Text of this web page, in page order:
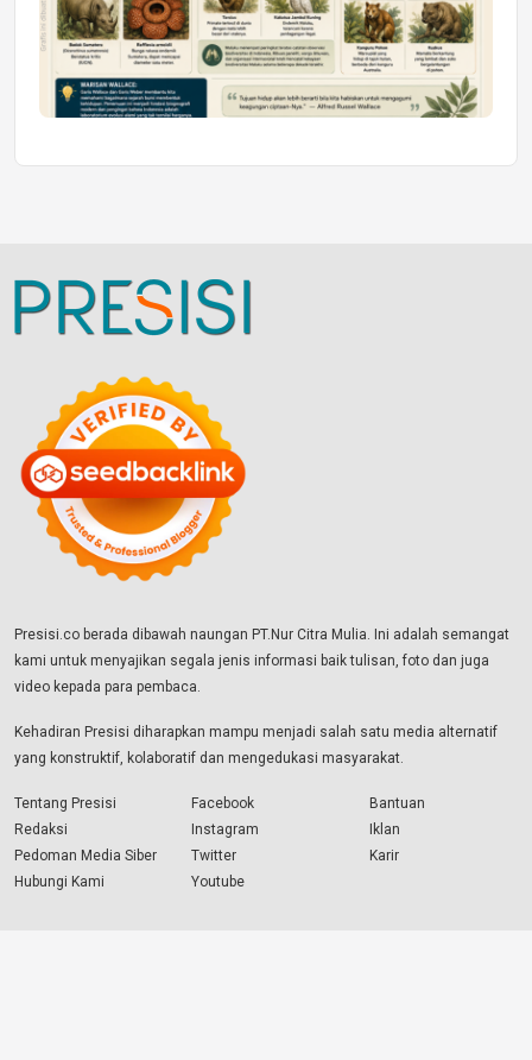
Presisi.co berada dibawah naungan PT.Nur Citra Mulia. Ini adalah semangat
kami untuk menyajikan segala jenis informasi baik tulisan, foto dan juga
video kepada para pembaca.
Kehadiran Presisi diharapkan mampu menjadi salah satu media alternatif
yang konstruktif, kolaboratif dan mengedukasi masyarakat.
Tentang Presisi
Redaksi
Pedoman Media Siber
Hubungi Kami
Facebook
Instagram
Twitter
Youtube
Bantuan
Iklan
Karir